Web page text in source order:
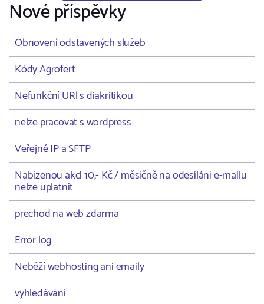
Nové příspěvky
Obnovení odstavených služeb
Kódy Agrofert
Nefunkční URl s diakritikou
nelze pracovat s wordpress
Veřejné IP a SFTP
Nabízenou akci 10,- Kč / měsíčně na odesílání e-mailu
nelze uplatnit
prechod na web zdarma
Error log
Neběží webhosting ani emaily
vyhledávání